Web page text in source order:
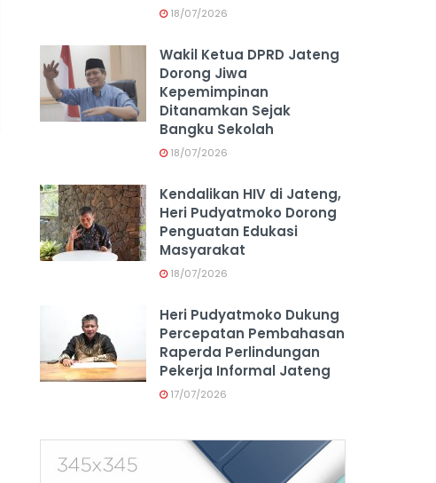
18/07/2026
Wakil Ketua DPRD Jateng
Dorong Jiwa
Kepemimpinan
Ditanamkan Sejak
Bangku Sekolah
18/07/2026
Kendalikan HIV di Jateng,
Heri Pudyatmoko Dorong
Penguatan Edukasi
Masyarakat
18/07/2026
Heri Pudyatmoko Dukung
Percepatan Pembahasan
Raperda Perlindungan
Pekerja Informal Jateng
17/07/2026